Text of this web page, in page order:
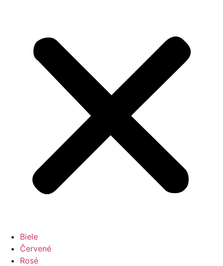
Biele
Červené
Rosé